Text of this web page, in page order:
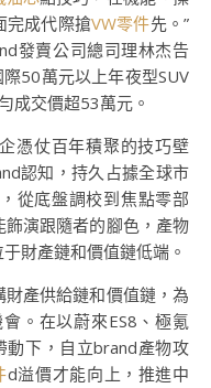
完成代際搶VW零件先。”
發賣公司總司理林杰告
50萬元以上年夜型SUV
成交價超53萬元。
憑仗百年積聚的技巧壁
認知，持久占據全球市
從底盤調校到焦點零部
演跟隨者的腳色，產物
財產鏈和價值鏈低端。
產供給鏈和價值鏈，為
。在以蔚來ES8、極氪
動下，自立brand產物攻
d溢價才能向上，推進中